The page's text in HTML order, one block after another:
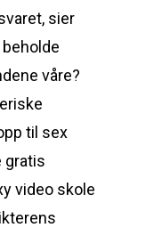
sier
våre?
til sex
gratis
video skole